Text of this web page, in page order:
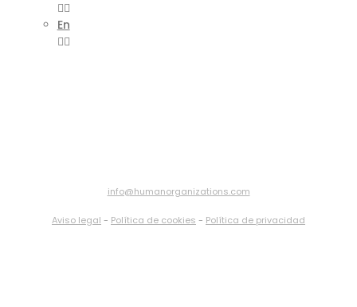
En
info@humanorganizations.com
Aviso legal - Política de cookies - Política de privacidad